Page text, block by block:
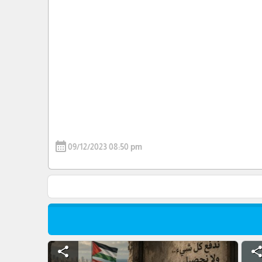
calendar_month09/12/2023 08:50 pm
share
share